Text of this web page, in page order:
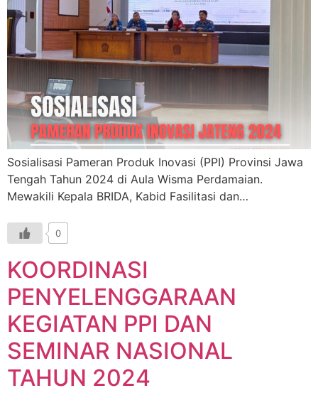
Sosialisasi Pameran Produk Inovasi (PPI) Provinsi Jawa
Tengah Tahun 2024 di Aula Wisma Perdamaian.
Mewakili Kepala BRIDA, Kabid Fasilitasi dan…
0
KOORDINASI
PENYELENGGARAAN
KEGIATAN PPI DAN
SEMINAR NASIONAL
TAHUN 2024